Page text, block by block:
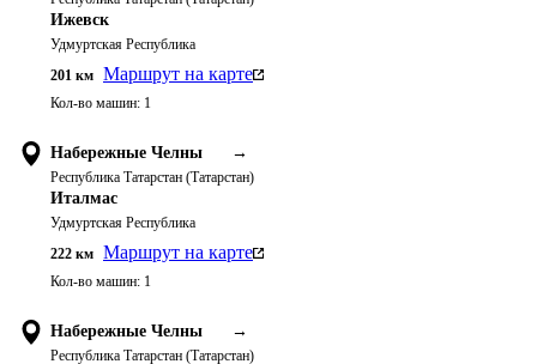
Ижевск
Удмуртская Республика
201 км Маршрут на карте
Кол-во машин: 1
Набережные Челны →
Республика Татарстан (Татарстан)
Италмас
Удмуртская Республика
222 км Маршрут на карте
Кол-во машин: 1
Набережные Челны →
Республика Татарстан (Татарстан)